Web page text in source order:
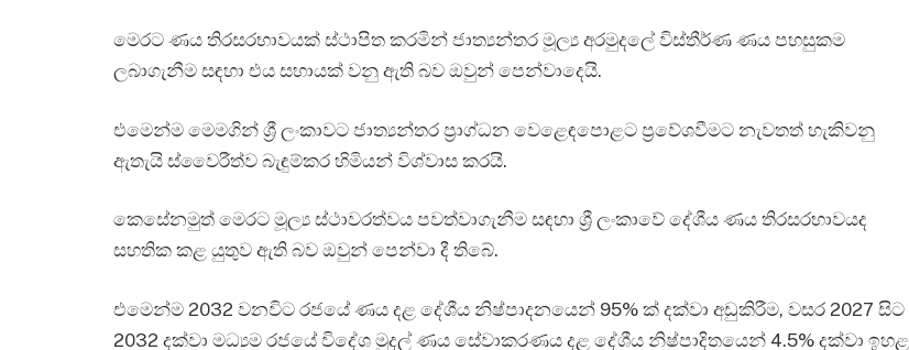
මෙරට ණය තිරසරභාවයක් ස්ථාපිත කරමින් ජාත්‍යන්තර මූල්‍ය අරමුදලේ විස්තීර්ණ ණය පහසුකම
ලබාගැනීම සඳහා එය සහායක් වනු ඇති බව ඔවුන් පෙන්වාදෙයි.
එමෙන්ම මෙමගින් ශ්‍රී ලංකාවට ජාත්‍යන්තර ප්‍රාග්ධන වෙළෙඳපොළට ප්‍රවේශවීමට නැවතත් හැකිවනු
ඇතැයි ස්වෛරීත්ව බැඳුම්කර හිමියන් විශ්වාස කරයි.
කෙසේනමුත් මෙරට මූල්‍ය ස්ථාවරත්වය පවත්වාගැනීම සඳහා ශ්‍රී ලංකාවේ දේශීය ණය තිරසරභාවයද
සහතික කළ යුතුව ඇති බව ඔවුන් පෙන්වා දී තිබේ.
එමෙන්ම 2032 වනවිට රජයේ ණය දළ දේශීය නිෂ්පාදනයෙන් 95% ක් දක්වා අඩුකිරීම, වසර 2027 සිට
2032 දක්වා මධ්‍යම රජයේ විදේශ මුදල් ණය සේවාකරණය දළ දේශීය නිෂ්පාදිතයෙන් 4.5% දක්වා ඉහළ